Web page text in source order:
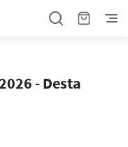
- Desta